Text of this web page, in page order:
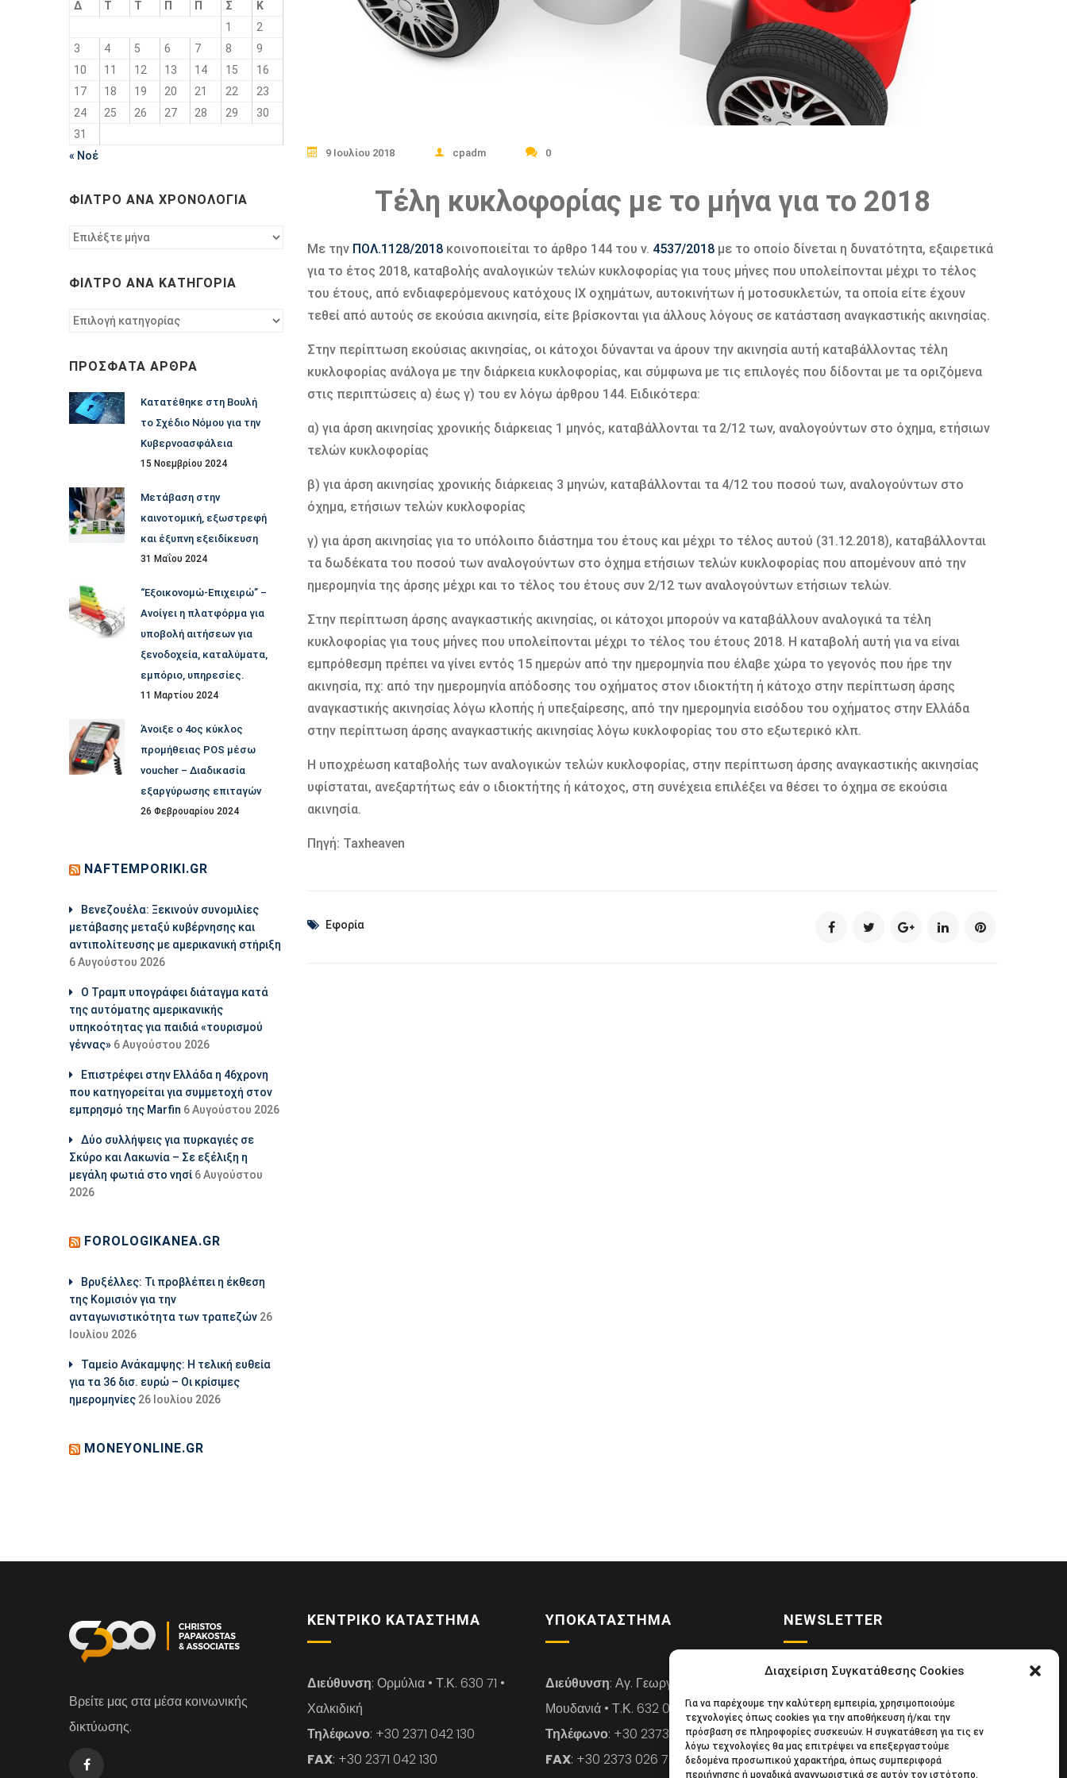
Διαχείριση Συγκατάθεσης Cookies
Για να παρέχουμε την καλύτερη εμπειρία, χρησιμοποιούμε
τεχνολογίες όπως cookies για την αποθήκευση ή/και την
πρόσβαση σε πληροφορίες συσκευών. Η συγκατάθεση για τις εν
λόγω τεχνολογίες θα μας επιτρέψει να επεξεργαστούμε
δεδομένα προσωπικού χαρακτήρα, όπως συμπεριφορά
περιήγησης ή μοναδικά αναγνωριστικά σε αυτόν τον ιστότοπο.
9 Ιουλίου 2018 cpadm 0
Τέλη κυκλοφορίας με το μήνα για το 2018
Με την ΠΟΛ.1128/2018 κοινοποιείται το άρθρο 144 του ν. 4537/2018 με το οποίο δίνεται η δυνατότητα, εξαιρετικά
για το έτος 2018, καταβολής αναλογικών τελών κυκλοφορίας για τους μήνες που υπολείπονται μέχρι το τέλος
του έτους, από ενδιαφερόμενους κατόχους ΙΧ οχημάτων, αυτοκινήτων ή μοτοσυκλετών, τα οποία είτε έχουν
τεθεί από αυτούς σε εκούσια ακινησία, είτε βρίσκονται για άλλους λόγους σε κατάσταση αναγκαστικής ακινησίας.
Στην περίπτωση εκούσιας ακινησίας, οι κάτοχοι δύνανται να άρουν την ακινησία αυτή καταβάλλοντας τέλη
κυκλοφορίας ανάλογα με την διάρκεια κυκλοφορίας, και σύμφωνα με τις επιλογές που δίδονται με τα οριζόμενα
στις περιπτώσεις α) έως γ) του εν λόγω άρθρου 144. Ειδικότερα:
α) για άρση ακινησίας χρονικής διάρκειας 1 μηνός, καταβάλλονται τα 2/12 των, αναλογούντων στο όχημα, ετήσιων
τελών κυκλοφορίας
β) για άρση ακινησίας χρονικής διάρκειας 3 μηνών, καταβάλλονται τα 4/12 του ποσού των, αναλογούντων στο
όχημα, ετήσιων τελών κυκλοφορίας
γ) για άρση ακινησίας για το υπόλοιπο διάστημα του έτους και μέχρι το τέλος αυτού (31.12.2018), καταβάλλονται
τα δωδέκατα του ποσού των αναλογούντων στο όχημα ετήσιων τελών κυκλοφορίας που απομένουν από την
ημερομηνία της άρσης μέχρι και το τέλος του έτους συν 2/12 των αναλογούντων ετήσιων τελών.
Στην περίπτωση άρσης αναγκαστικής ακινησίας, οι κάτοχοι μπορούν να καταβάλλουν αναλογικά τα τέλη
κυκλοφορίας για τους μήνες που υπολείπονται μέχρι το τέλος του έτους 2018. Η καταβολή αυτή για να είναι
εμπρόθεσμη πρέπει να γίνει εντός 15 ημερών από την ημερομηνία που έλαβε χώρα το γεγονός που ήρε την
ακινησία, πχ: από την ημερομηνία απόδοσης του οχήματος στον ιδιοκτήτη ή κάτοχο στην περίπτωση άρσης
αναγκαστικής ακινησίας λόγω κλοπής ή υπεξαίρεσης, από την ημερομηνία εισόδου του οχήματος στην Ελλάδα
στην περίπτωση άρσης αναγκαστικής ακινησίας λόγω κυκλοφορίας του στο εξωτερικό κλπ.
Η υποχρέωση καταβολής των αναλογικών τελών κυκλοφορίας, στην περίπτωση άρσης αναγκαστικής ακινησίας
υφίσταται, ανεξαρτήτως εάν ο ιδιοκτήτης ή κάτοχος, στη συνέχεια επιλέξει να θέσει το όχημα σε εκούσια
ακινησία.
Πηγή: Taxheaven
Εφορία
Δ
Τ Τ Π Π Σ
Κ
1
2
3
4 5 6 7 8
9
10
11 12 13 14 15
16
17
18 19 20 21 22
23
24
25 26 27 28 29
30
31
« Νοέ
ΦΊΛΤΡΟ ΑΝΆ ΧΡΟΝΟΛΟΓΊΑ
Φίλτρο
ΦΊΛΤΡΟ ΑΝΆ ΚΑΤΗΓΟΡΊΑ
Φίλτρο
ΠΡΌΣΦΑΤΑ ΆΡΘΡΑ
Κατατέθηκε στη Βουλή
το Σχέδιο Νόμου για την
Κυβερνοασφάλεια
15 Νοεμβρίου 2024
Μετάβαση στην
καινοτομική, εξωστρεφή
και έξυπνη εξειδίκευση
31 Μαΐου 2024
“Εξοικονομώ-Επιχειρώ” –
Ανοίγει η πλατφόρμα για
υποβολή αιτήσεων για
ξενοδοχεία, καταλύματα,
εμπόριο, υπηρεσίες.
11 Μαρτίου 2024
Άνοιξε ο 4ος κύκλος
προμήθειας POS μέσω
voucher – Διαδικασία
εξαργύρωσης επιταγών
26 Φεβρουαρίου 2024
NAFTEMPORIKI.GR
Βενεζουέλα: Ξεκινούν συνομιλίες
μετάβασης μεταξύ κυβέρνησης και
αντιπολίτευσης με αμερικανική στήριξη
6 Αυγούστου 2026
Ο Τραμπ υπογράφει διάταγμα κατά
της αυτόματης αμερικανικής
υπηκοότητας για παιδιά «τουρισμού
γέννας» 6 Αυγούστου 2026
Επιστρέφει στην Ελλάδα η 46χρονη
που κατηγορείται για συμμετοχή στον
εμπρησμό της Marfin 6 Αυγούστου 2026
Δύο συλλήψεις για πυρκαγιές σε
Σκύρο και Λακωνία – Σε εξέλιξη η
μεγάλη φωτιά στο νησί 6 Αυγούστου
2026
FOROLOGIKANEA.GR
Βρυξέλλες: Τι προβλέπει η έκθεση
της Κομισιόν για την
ανταγωνιστικότητα των τραπεζών 26
Ιουλίου 2026
Ταμείο Ανάκαμψης: Η τελική ευθεία
για τα 36 δισ. ευρώ – Οι κρίσιμες
ημερομηνίες 26 Ιουλίου 2026
MONEYONLINE.GR
Βρείτε μας στα μέσα κοινωνικής
δικτύωσης.
ΚΕΝΤΡΙΚΌ ΚΑΤΆΣΤΗΜΑ
Διεύθυνση: Ορμύλια • Τ.Κ. 630 71 •
Χαλκιδική
Τηλέφωνο: +30 2371 042 130
FAX: +30 2371 042 130
ΥΠΟΚΑΤΆΣΤΗΜΑ
Διεύθυνση: Αγ. Γεωργίου 14 • Νέα
Μουδανιά • Τ.Κ. 632 00 • Χαλκιδική
Τηλέφωνο: +30 2373 026 739
FAX: +30 2373 026 739
NEWSLETTER
Κάντε εγγραφή στο ηλεκτρονικό μας
φυλλάδιο και μείνετε στο επίκεντρο
της οικονομικής επικαιρότητας.